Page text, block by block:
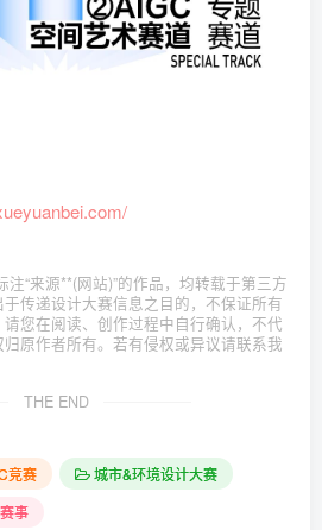
注“来源**(网站)”的作品，均转载于第三方
传递设计大赛信息之目的，不保证所有
您在阅读、创作过程中自行确认，不代
原作者所有。若有侵权或异议请联系我
THE END
竞赛
城市&环境设计大赛
事